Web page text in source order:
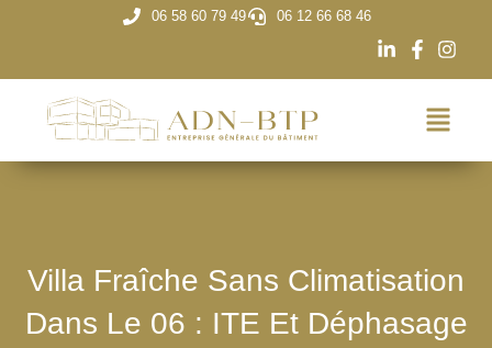
06 58 60 79 49 06 12 66 68 46
Villa Fraîche Sans Climatisation
Dans Le 06 : ITE Et Déphasage